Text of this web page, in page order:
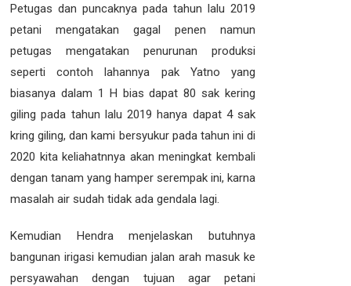
Petugas dan puncaknya pada tahun lalu 2019
petani mengatakan gagal penen namun
petugas mengatakan penurunan produksi
seperti contoh lahannya pak Yatno yang
biasanya dalam 1 H bias dapat 80 sak kering
giling pada tahun lalu 2019 hanya dapat 4 sak
kring giling, dan kami bersyukur pada tahun ini di
2020 kita keliahatnnya akan meningkat kembali
dengan tanam yang hamper serempak ini, karna
masalah air sudah tidak ada gendala lagi.
Kemudian Hendra menjelaskan butuhnya
bangunan irigasi kemudian jalan arah masuk ke
persyawahan dengan tujuan agar petani